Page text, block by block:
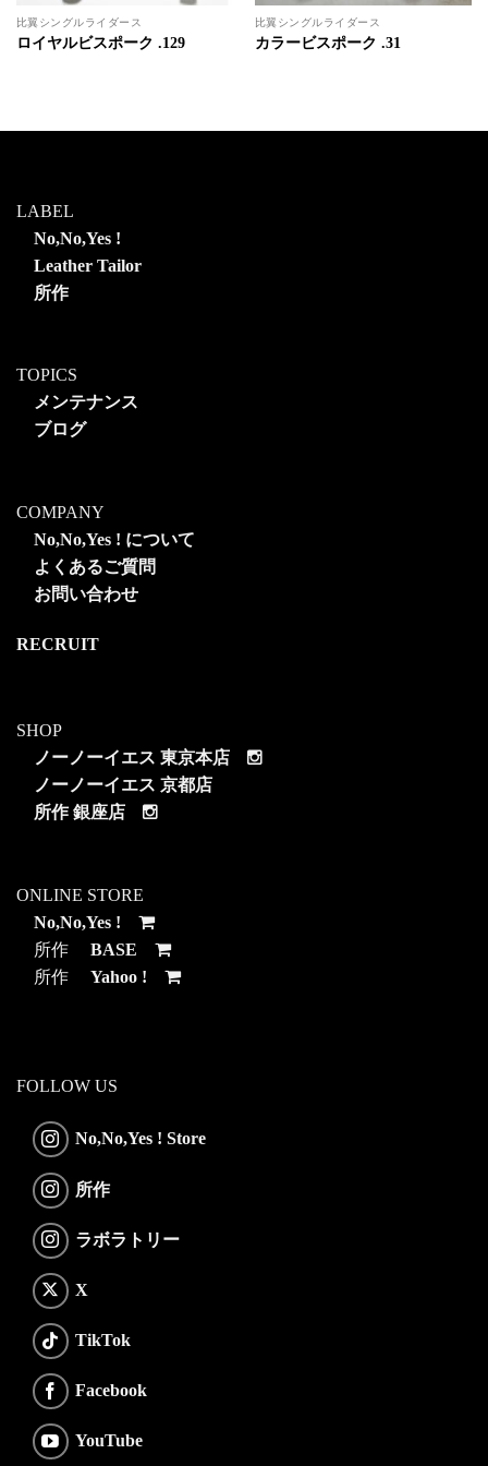
比翼シングルライダース
ロイヤルビスポーク .129
比翼シングルライダース
カラービスポーク .31
LABEL
No,No,Yes !
Leather Tailor
所作
TOPICS
メンテナンス
ブログ
COMPANY
No,No,Yes ! について
よくあるご質問
お問い合わせ
RECRUIT
SHOP
ノーノーイエス 東京本店
ノーノーイエス 京都店
所作 銀座店
ONLINE STORE
No,No,Yes !
所作 BASE
所作 Yahoo !
FOLLOW US
No,No,Yes ! Store
所作
ラボラトリー
X
TikTok
Facebook
YouTube